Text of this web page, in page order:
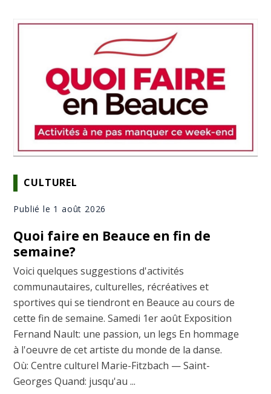
CULTUREL
Publié le 1 août 2026
Quoi faire en Beauce en fin de
semaine?
Voici quelques suggestions d'activités
communautaires, culturelles, récréatives et
sportives qui se tiendront en Beauce au cours de
cette fin de semaine. Samedi 1er août Exposition
Fernand Nault: une passion, un legs En hommage
à l'oeuvre de cet artiste du monde de la danse.
Où: Centre culturel Marie-Fitzbach — Saint-
Georges Quand: jusqu'au ...